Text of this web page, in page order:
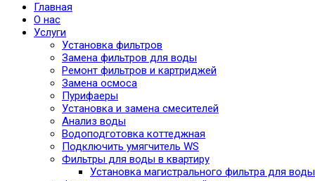
Главная
О нас
Услуги
Установка фильтров
Замена фильтров для воды
Ремонт фильтров и картриджей
Замена осмоса
Пурифаеры
Установка и замена смесителей
Анализ воды
Водоподготовка коттеджная
Подключить умягчитель WS
Фильтры для воды в квартиру
Установка магистрального фильтра для воды